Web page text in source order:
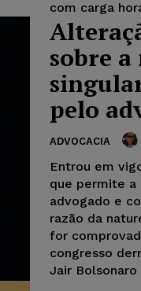
com carga
sobre
pelo
ADVOCACIA
Entrou em
que permite a
advogado e
razão da
for
congresso
Jair Bolsonaro